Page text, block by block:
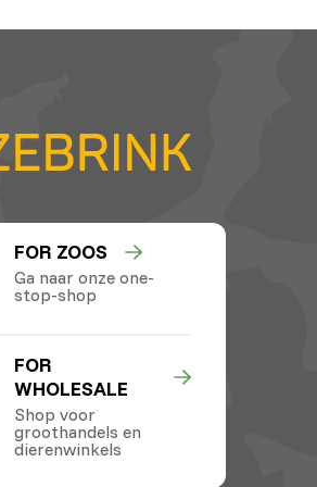
FOR ZOOS
Ga naar onze one-
stop-shop
FOR
WHOLESALE
Shop voor
groothandels en
dierenwinkels